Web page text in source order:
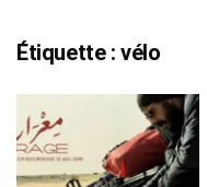
Étiquette :vélo